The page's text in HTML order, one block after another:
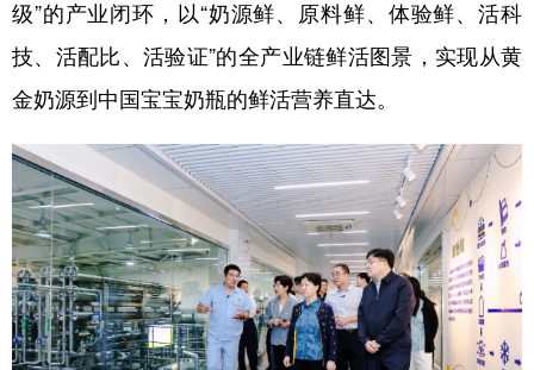
级”的产业闭环，以“奶源鲜、原料鲜、体验鲜、活科
技、活配比、活验证”的全产业链鲜活图景，实现从黄
金奶源到中国宝宝奶瓶的鲜活营养直达。